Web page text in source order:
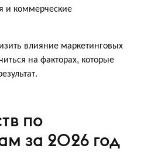
и коммерческие
влияние маркетинговых
на факторах, которые
по
за 2026 год